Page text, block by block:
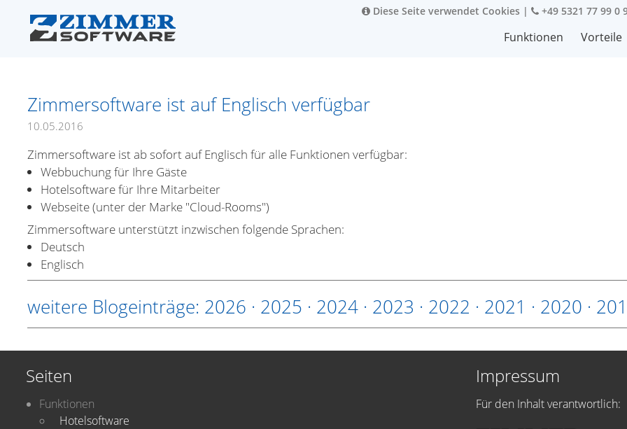
Diese Seite verwendet Cookies | +49 5321 77 99 0
Funktionen Vorteile
Zimmersoftware ist auf Englisch verfügbar
10.05.2016
Zimmersoftware ist ab sofort auf Englisch für alle Funktionen verfügbar:
Webbuchung für Ihre Gäste
Hotelsoftware für Ihre Mitarbeiter
Webseite (unter der Marke "Cloud-Rooms")
Zimmersoftware unterstützt inzwischen folgende Sprachen:
Deutsch
Englisch
weitere Blogeinträge: 2026 · 2025 · 2024 · 2023 · 2022 · 2021 · 2020 ·
Seiten
Funktionen
Hotelsoftware
Impressum
Für den Inhalt verantwortlich: